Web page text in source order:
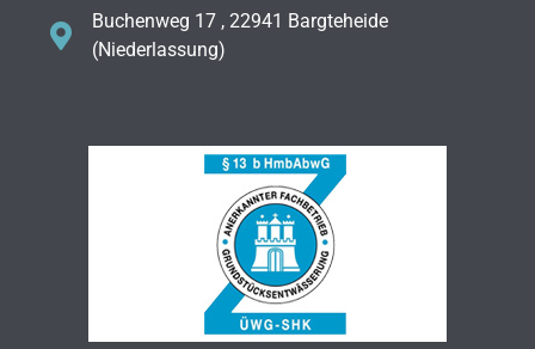
Buchenweg 17 , 22941 Bargteheide
(Niederlassung)